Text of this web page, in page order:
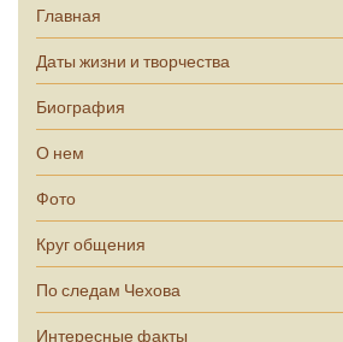
Главная
Даты жизни и творчества
Биография
О нем
Фото
Круг общения
По следам Чехова
Интересные факты